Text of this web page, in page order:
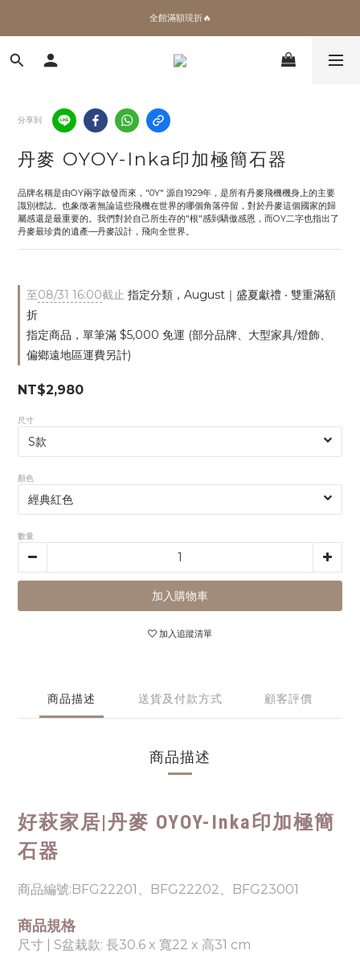
✨加入會員 即領100購物金🎫
全館滿額現折🔥
加拿大Umbra．買千送百🎫
分享到
丹麥 OYOY-Inka印加極簡⽯器
品牌名稱是由OY兩字啟發而來，"0Y" 源自1929年，是所有丹麥飛機機身上的主要
識別標誌。也象徵著無論這些飛機在世界的哪個角落停留，對於丹麥這個國家的歸
屬感還是最重要的。我們對於自己所生存的"根"感到驕傲感恩，而OY二字也指出了
丹麥最珍貴的遺產—丹麥設計，飛向全世界。
至08/31 16:00截止 指定分類，August｜盛夏獻禮 ‧ 雙重滿額
折
指定商品，單筆滿 $5,000 免運 (部分品牌、大型家具/燈飾、
偏鄉遠地區運費另計)
NT$2,980
尺寸
顏色
數量
加入購物車
加入追蹤清單
商品描述 送貨及付款方式 顧客評價
商品描述
好萩家居|丹麥 OYOY-Inka印加極簡
⽯器
商品編號:BFG22201、BFG22202、BFG23001
商品規格
尺寸 | S盆栽款: 長30.6 x 寬22 x 高31 cm